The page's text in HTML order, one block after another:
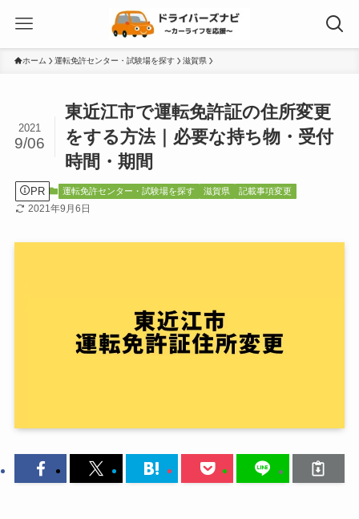
ホーム 運転免許センター・試験場を探す 滋賀県
東近江市で運転免許証の住所変更
をする方法｜必要な持ち物・受付
時間・期間
2021
9/06
PR 運転免許センター・試験場を探す 滋賀県 記載事項変更
2021年9月6日